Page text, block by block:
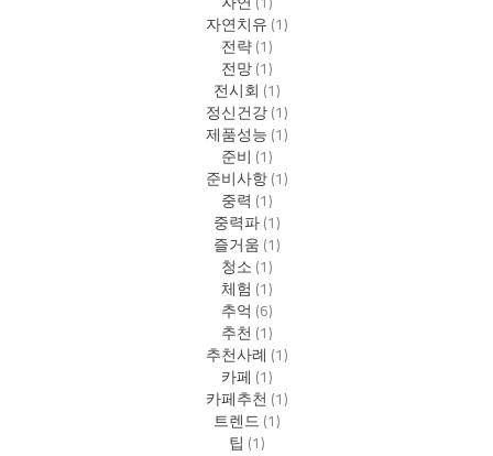
자연치유(1)
전략(1)
전망(1)
전시회 (1)
정신건강(1)
제품성능(1)
준비 (1)
준비사항(1)
중력 (1)
중력파(1)
즐거움(1)
청소(1)
체험 (1)
추억 (6)
추천(1)
추천사례 (1)
카페 (1)
카페추천(1)
트렌드(1)
팁 (1)